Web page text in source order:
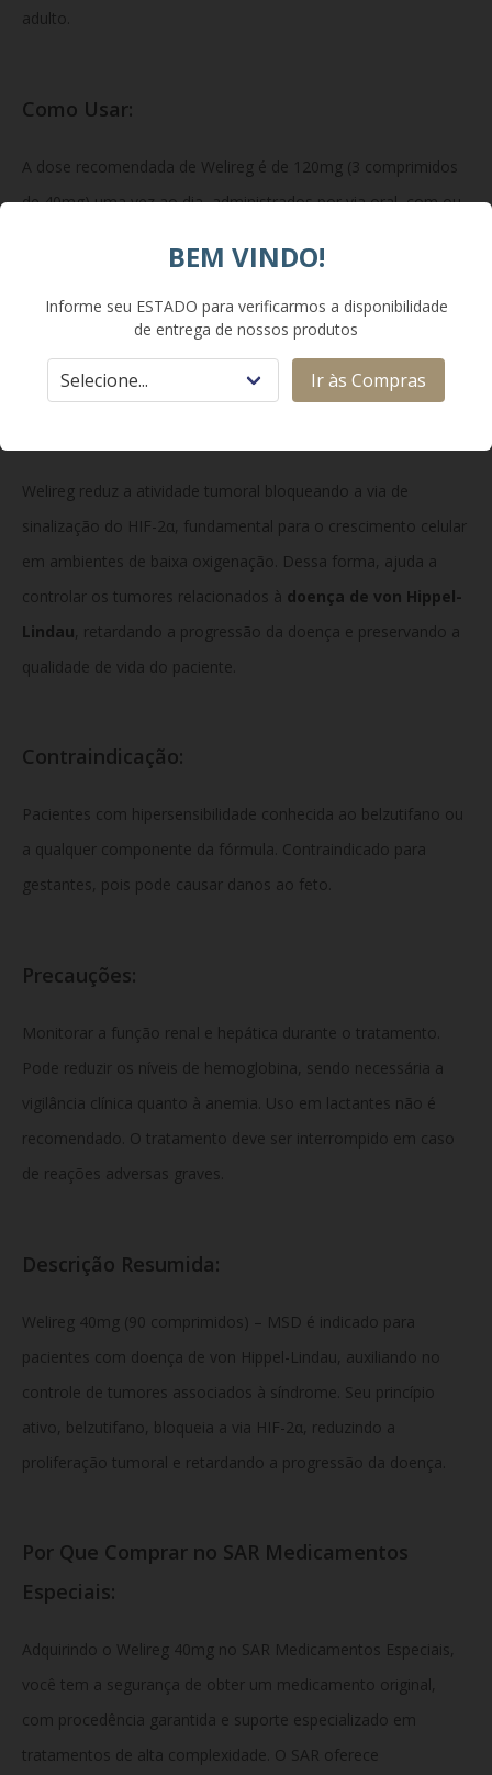
adulto.
Como Usar:
A dose recomendada de Welireg é de 120mg (3 comprimidos
de 40mg) uma vez ao dia, administrados por via oral, com ou
sem mastigar ou partir. O tratamento deve ser supervisionado
por um médico com experiência em oncologia ou doenças
Welireg reduz a atividade tumoral bloqueando a via de
sinalização do HIF-2α, fundamental para o crescimento celular
em ambientes de baixa oxigenação. Dessa forma, ajuda a
controlar os tumores relacionados à doença de von Hippel-
Lindau , retardando a progressão da doença e preservando a
qualidade de vida do paciente.
Contraindicação:
Pacientes com hipersensibilidade conhecida ao belzutifano ou
a qualquer componente da fórmula. Contraindicado para
gestantes, pois pode causar danos ao feto.
Precauções:
Monitorar a função renal e hepática durante o tratamento.
Pode reduzir os níveis de hemoglobina, sendo necessária a
vigilância clínica quanto à anemia. Uso em lactantes não é
recomendado. O tratamento deve ser interrompido em caso
de reações adversas graves.
Descrição Resumida:
Welireg 40mg (90 comprimidos) – MSD é indicado para
pacientes com doença de von Hippel-Lindau, auxiliando no
controle de tumores associados à síndrome. Seu princípio
ativo, belzutifano, bloqueia a via HIF-2α, reduzindo a
proliferação tumoral e retardando a progressão da doença.
Por Que Comprar no SAR Medicamentos
Especiais:
Adquirindo o Welireg 40mg no SAR Medicamentos Especiais,
você tem a segurança de obter um medicamento original,
com procedência garantida e suporte especializado em
tratamentos de alta complexidade. O SAR oferece
BEM VINDO!
Informe seu ESTADO para verificarmos a disponibilidade
de entrega de nossos produtos
Ir às Compras